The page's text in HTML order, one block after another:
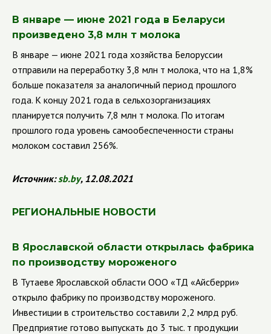
В январе — июне 2021 года в Беларуси
произведено 3,8 млн т молока
В январе — июне 2021 года хозяйства Белоруссии
отправили на переработку 3,8 млн т молока, что на 1,8%
больше показателя за аналогичный период прошлого
года. К концу 2021 года в сельхозорганизациях
планируется получить 7,8 млн т молока. По итогам
прошлого года уровень самообеспеченности страны
молоком составил 256%.
Источник:sb.by, 12.08.2021
РЕГИОНАЛЬНЫЕ НОВОСТИ
В Ярославской области открылась фабрика
по производству мороженого
В Тутаеве Ярославской области ООО «ТД «Айсберри»
открыло фабрику по производству мороженого.
Инвестиции в строительство составили 2,2 млрд руб.
Предприятие готово выпускать до 3 тыс. т продукции